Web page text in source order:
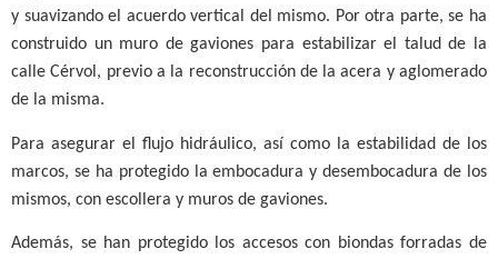
y suavizando el acuerdo vertical del mismo. Por otra parte, se ha
construido un muro de gaviones para estabilizar el talud de la
calle Cérvol, previo a la reconstrucción de la acera y aglomerado
de la misma.
Para asegurar el flujo hidráulico, así como la estabilidad de los
marcos, se ha protegido la embocadura y desembocadura de los
mismos, con escollera y muros de gaviones.
Además, se han protegido los accesos con biondas forradas de